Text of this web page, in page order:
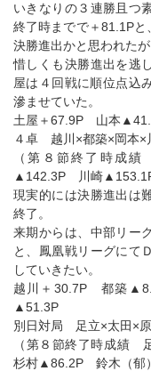
いきなりの３連勝且つ
終了時までで＋81.1Pと
決勝進出かと思われた
惜しくも決勝進出を逃
屋は４回戦に順位点込
滲ませていた。
土屋＋67.9P 山本
４卓 越川×都築×岡本×
（第８節終了時成
▲142.3P 川崎
現実的には決勝進出は
終了。
来期からは、中部リー
と、鳳凰戦リーグにて
していきたい。
越川＋30.7P 都築
▲51.3P
別日対局 足立×太田×原
（第８節終了時成
杉村▲86.2P 鈴木（郁